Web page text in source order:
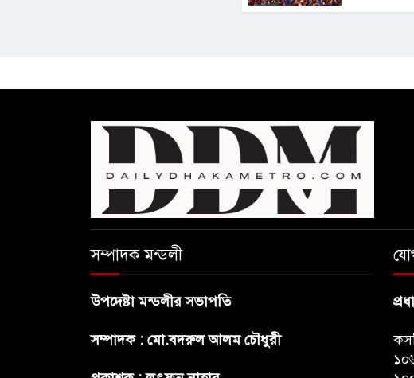
সম্পাদক মন্ডলী
উপদেষ্টা মন্ডলীর সভাপতি
সম্পাদক : মো.বদরুল আলম চৌধুরী